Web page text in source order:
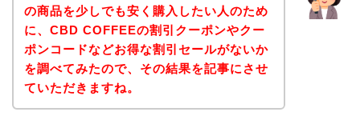
の商品を少しでも安く購入したい人のため
に、CBD COFFEEの割引クーポンやクー
ポンコードなどお得な割引セールがないか
を調べてみたので、その結果を記事にさせ
ていただきますね。